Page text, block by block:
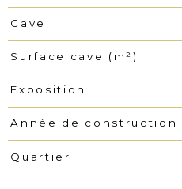
Cave
Surface cave (m²)
Exposition
Année de construction
Quartier